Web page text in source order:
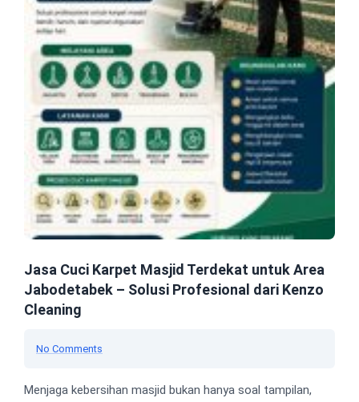
Jasa Cuci Karpet Masjid Terdekat untuk Area
Jabodetabek – Solusi Profesional dari Kenzo
Cleaning
No Comments
Menjaga kebersihan masjid bukan hanya soal tampilan,